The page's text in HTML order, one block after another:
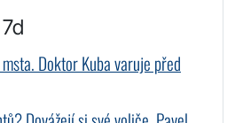
Doktor Kuba varuje před